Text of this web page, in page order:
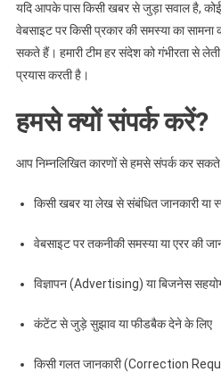
यदि आपके पास किसी खबर से जुड़ा सवाल है, कोई
वेबसाइट पर किसी प्रकार की समस्या का
सकते हैं। हमारी टीम हर संदेश को गंभीरता से
प्रयास करती है।
हमसे क्यों संपर्क करें?
आप निम्नलिखित कारणों से हमसे संपर्क कर सकते
किसी खबर या लेख से संबंधित जानकारी या
वेबसाइट पर तकनीकी समस्या या एरर की
विज्ञापन (Advertising) या बिजनेस
कंटेंट से जुड़े सुझाव या फीडबैक देने के लिए
किसी गलत जानकारी (Correction